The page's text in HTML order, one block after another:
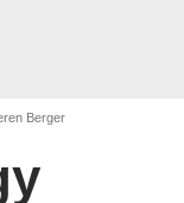
Berger